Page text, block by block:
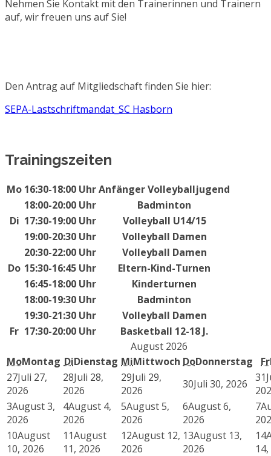
Nehmen Sie Kontakt mit den Trainerinnen und Trainern
auf, wir freuen uns auf Sie!
Den Antrag auf Mitgliedschaft finden Sie hier:
SEPA-Lastschriftmandat_SC Hasborn
Trainingszeiten
Mo 16:30-18:00 UhrAnfänger Volleyballjugend
18:00-20:00 Uhr
Badminton
Di 17:30-19:00 Uhr
Volleyball U14/15
19:00-20:30 Uhr
Volleyball Damen
20:30-22:00 Uhr
Volleyball Damen
Do 15:30-16:45 Uhr
Eltern-Kind-Turnen
16:45-18:00 Uhr
Kinderturnen
18:00-19:30 Uhr
Badminton
19:30-21:30 Uhr
Volleyball Damen
Fr 17:30-20:00 Uhr
Basketball 12-18 J.
August 2026
MoMontag DiDienstag MiMittwoch DoDonnerstag Fr
27Juli 27,
2026
28Juli 28,
2026
29Juli 29,
2026
30Juli 30, 2026 31
3August 3,
2026
4August 4,
2026
5August 5,
2026
6August 6,
2026
7
10August
10, 2026
11August
11, 2026
12August 12,
2026
13August 13,
2026
14